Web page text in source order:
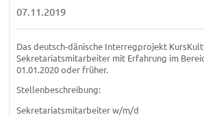
07.11.2019
Das deutsch-dänische Interregprojekt
Sekretariatsmitarbeiter mit Erfahrung im
01.01.2020 oder früher.
Stellenbeschreibung:
Sekretariatsmitarbeiter w/m/d